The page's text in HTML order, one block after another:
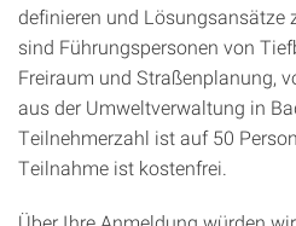
definieren und Lösungsansätze
sind Führungspersonen von
Freiraum und Straßenplanung,
aus der Umweltverwaltung in
Teilnehmerzahl ist auf 50
Teilnahme ist kostenfrei.